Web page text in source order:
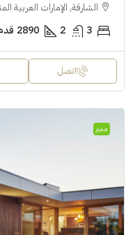
الشارقة, الإمارات العربية
3
2
2890
اتصل
مميز